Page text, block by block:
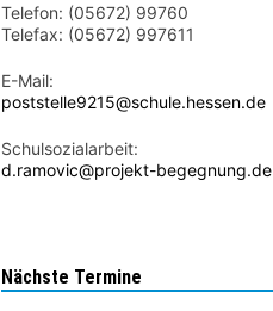
Telefon: (05672) 99760
Telefax: (05672) 997611
E-Mail:
poststelle9215@schule.hessen.de
Schulsozialarbeit:
d.ramovic@projekt-begegnung.de
Nächste Termine